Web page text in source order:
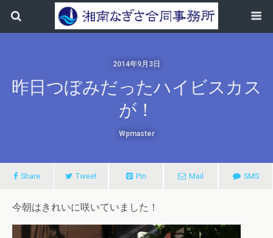
2014年9月3日
昨日つぼみだったハイビスカス
が！
Wpmaster
Share Tweet Pin Mail SMS
今朝はきれいに咲いていました！